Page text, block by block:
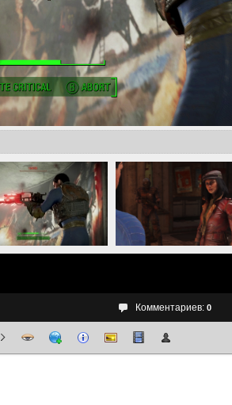
Комментариев: 0